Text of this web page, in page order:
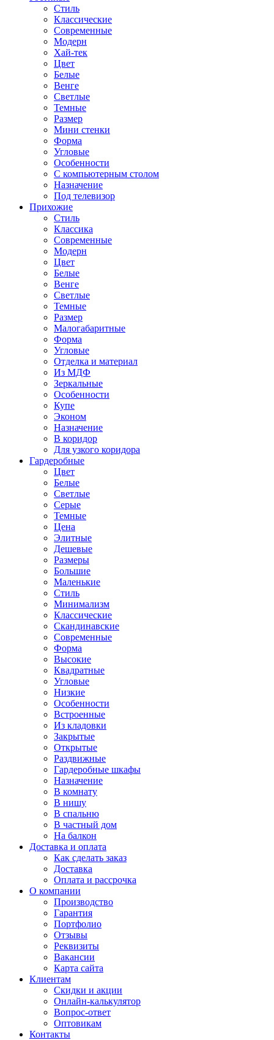
Стиль
Классические
Современные
Модерн
Хай-тек
Цвет
Белые
Венге
Светлые
Темные
Размер
Мини стенки
Форма
Угловые
Особенности
С компьютерным столом
Назначение
Под телевизор
Прихожие
Стиль
Классика
Современные
Модерн
Цвет
Белые
Венге
Светлые
Темные
Размер
Малогабаритные
Форма
Угловые
Отделка и материал
Из МДФ
Зеркальные
Особенности
Купе
Эконом
Назначение
В коридор
Для узкого коридора
Гардеробные
Цвет
Белые
Светлые
Серые
Темные
Цена
Элитные
Дешевые
Размеры
Большие
Маленькие
Стиль
Минимализм
Классические
Скандинавские
Современные
Форма
Высокие
Квадратные
Угловые
Низкие
Особенности
Встроенные
Из кладовки
Закрытые
Открытые
Раздвижные
Гардеробные шкафы
Назначение
В комнату
В нишу
В спальню
В частный дом
На балкон
Доставка и оплата
Как сделать заказ
Доставка
Оплата и рассрочка
О компании
Производство
Гарантия
Портфолио
Отзывы
Реквизиты
Вакансии
Карта сайта
Клиентам
Скидки и акции
Онлайн-калькулятор
Вопрос-ответ
Оптовикам
Контакты